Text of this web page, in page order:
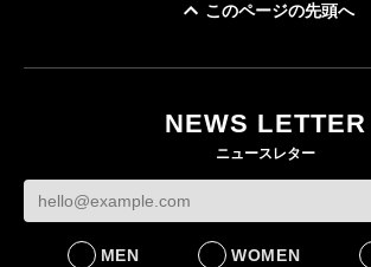
FASHION
このページの先頭へ
NEWS LETTER
ニュースレター
MEN WOMEN